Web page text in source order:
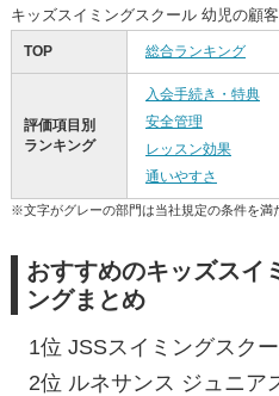
キッズスイミングスクール 幼児の顧
TOP 総合ランキング
評価項目別
ランキング
入会手続き・特典
安全管理
レッスン効果
通いやすさ
※文字がグレーの部門は当社規定の条件を満
おすすめのキッズスイ
ングまとめ
1位 JSSスイミングスク
2位 ルネサンス ジュニア